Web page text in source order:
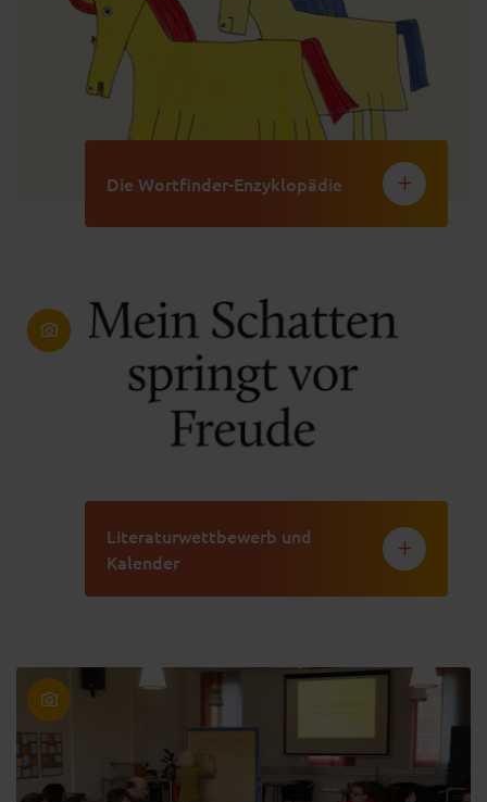
Die Wortfinder-Enzyklopädie
Literaturwettbewerb und
Kalender